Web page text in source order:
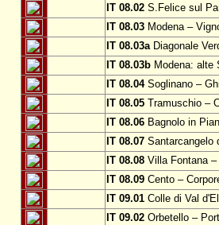
IT 08.02 S.Felice sul
IT 08.03 Modena –
IT 08.03aDiagonale
IT 08.03b Modena: alte
IT 08.04Soglinano –
IT 08.05 Tramuschio –
IT 08.06 Bagnolo in
IT 08.07 Santarcangelo
IT 08.08 Villa Fontana
IT 08.09 Cento –
IT 09.01 Colle di Val
IT 09.02 Orbetello –